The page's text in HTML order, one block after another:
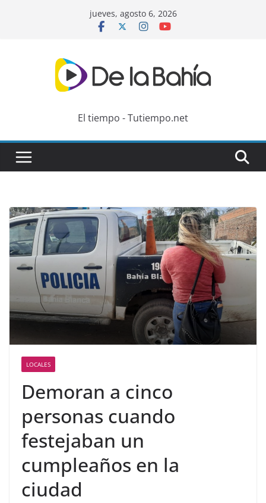
jueves, agosto 6, 2026
El tiempo - Tutiempo.net
LOCALES
Demoran a cinco
personas cuando
festejaban un
cumpleaños en la
ciudad